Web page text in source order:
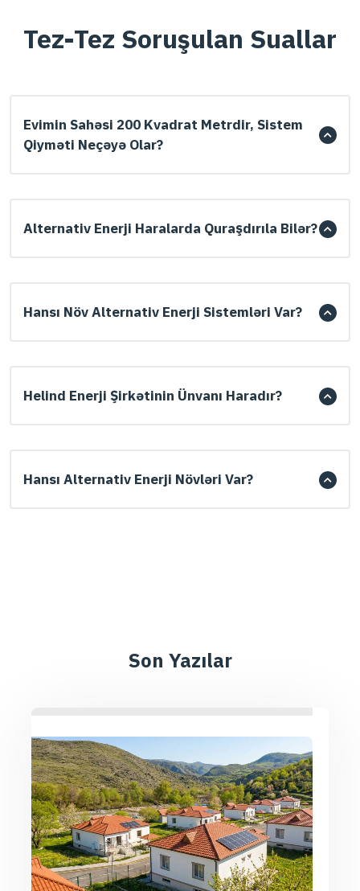
Tez-Tez Soruşulan Suallar
Evimin Sahəsi 200 Kvadrat Metrdir, Sistem
Qiyməti Neçəyə Olar?
Alternativ Enerji Haralarda Quraşdırıla Bilər?
Hansı Növ Alternativ Enerji Sistemləri Var?
Helind Enerji Şirkətinin Ünvanı Haradır?
Hansı Alternativ Enerji Növləri Var?
Son Yazılar